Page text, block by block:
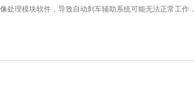
处理模块软件，导致自动刹车辅助系统可能无法正常工作，